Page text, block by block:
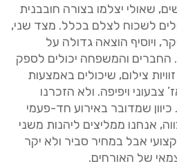
שאולי יצלמו בצורה חובבנית
לשכוח לצלם בכלל. מצד שני,
ויוסיף הוצאה גדולה על
החברים והמשפחה יכולים לספק
צילום, שיכולים באמצעות
צבעוני ויפיפה. ולא הזכרנו
שמדובר באירוע חד-פעמי
אנחנו ממליצים ליהנות משני
אבל במחיר סביר ולא יקר
של האורחים.